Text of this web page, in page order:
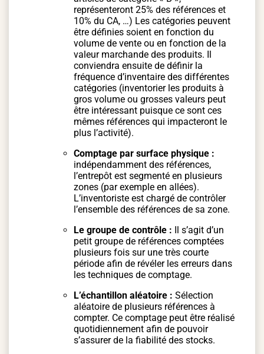
représenteront 25% des références et
10% du CA, …) Les catégories peuvent
être définies soient en fonction du
volume de vente ou en fonction de la
valeur marchande des produits. Il
conviendra ensuite de définir la
fréquence d’inventaire des différentes
catégories (inventorier les produits à
gros volume ou grosses valeurs peut
être intéressant puisque ce sont ces
mêmes références qui impacteront le
plus l’activité).
Comptage par surface physique :
indépendamment des références,
l’entrepôt est segmenté en plusieurs
zones (par exemple en allées).
L’inventoriste est chargé de contrôler
l’ensemble des références de sa zone.
Le groupe de contrôle : Il s’agit d’un
petit groupe de références comptées
plusieurs fois sur une très courte
période afin de révéler les erreurs dans
les techniques de comptage.
L’échantillon aléatoire : Sélection
aléatoire de plusieurs références à
compter. Ce comptage peut être réalisé
quotidiennement afin de pouvoir
s’assurer de la fiabilité des stocks.